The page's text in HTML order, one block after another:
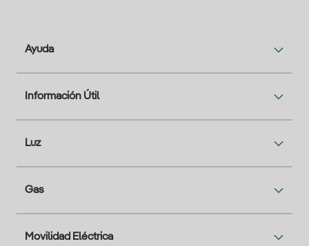
Ayuda
Información Útil
Luz
Gas
Movilidad Eléctrica